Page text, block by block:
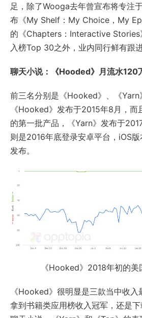
足，除了Wooga去年曾宣布将专注
布《My Shelf：My Choice，My
的《Chapters：Interactive Stories
入榜Top 30之外，业内同行鲜有跟进
聊天小说：《Hooded》月流水120
前三名分别是《Hooked》、《Yarn
《Hooked》发布于2015年8月，而
的第一批产品，《Yarn》发布于
则是2016年底登录安卓平台，iOS
发布。
《Hooked》2018年初的美
《Hooked》很明显是三款当中收入
拿到书籍类应用榜收入冠军，还是